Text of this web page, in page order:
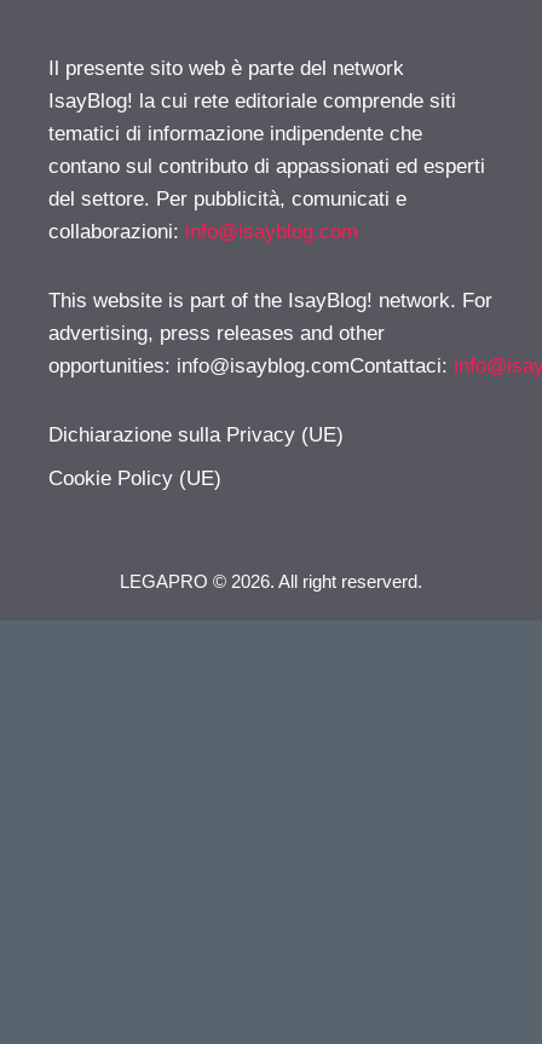
Il presente sito web è parte del network
IsayBlog! la cui rete editoriale comprende siti
tematici di informazione indipendente che
contano sul contributo di appassionati ed esperti
del settore. Per pubblicità, comunicati e
collaborazioni: info@isayblog.com
This website is part of the IsayBlog! network. For
advertising, press releases and other
opportunities: info@isayblog.comContattaci:
Dichiarazione sulla Privacy (UE)
Cookie Policy (UE)
LEGAPRO © 2026. All right reserverd.